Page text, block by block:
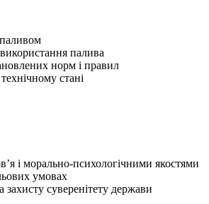
використання палива
норм і правил
стані
і морально-психологічними якостями
умовах
суверенітету держави